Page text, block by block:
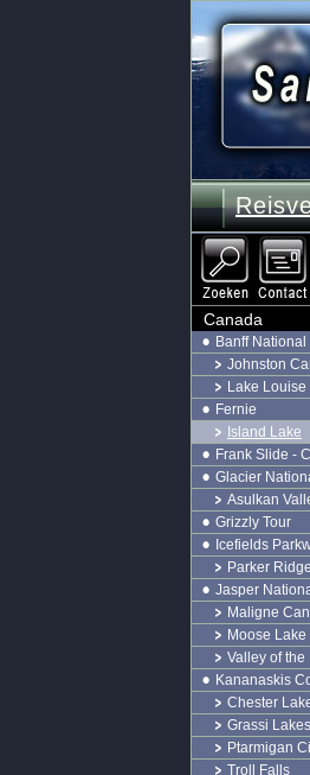
Canada
Banff National
Johnston
Lake Louise
Fernie
Island Lake
Frank Slide -
Glacier
Asulkan
Grizzly Tour
Icefields
Parker Ridge
Jasper
Maligne
Moose Lake
Valley of the
Kananaskis
Chester
Grassi Lakes
Ptarmigan
Troll Falls